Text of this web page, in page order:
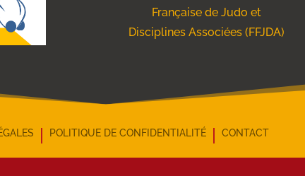
Française de Judo et
Disciplines Associées (FFJDA)
POLITIQUE DE CONFIDENTIALITÉ CONTACT